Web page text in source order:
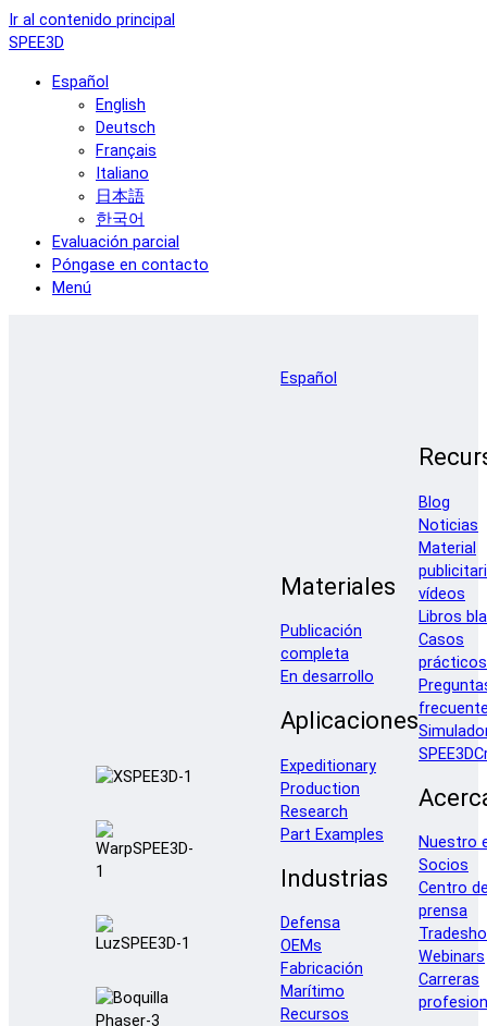
Ir al contenido principal
SPEE3D
Español
English
Deutsch
Français
Italiano
日本語
한국어
Evaluación parcial
Póngase en contacto
Menú
Español
Materiales
Publicación
completa
En desarrollo
Aplicaciones
Expeditionary
Production
Research
Part Examples
Industrias
Defensa
OEMs
Fabricación
Marítimo
Recursos
Blog
Noticias
Material
vídeos
Libros
Casos
prácticos
Nuestro
Socios
Centro
prensa
Webinars
Carreras